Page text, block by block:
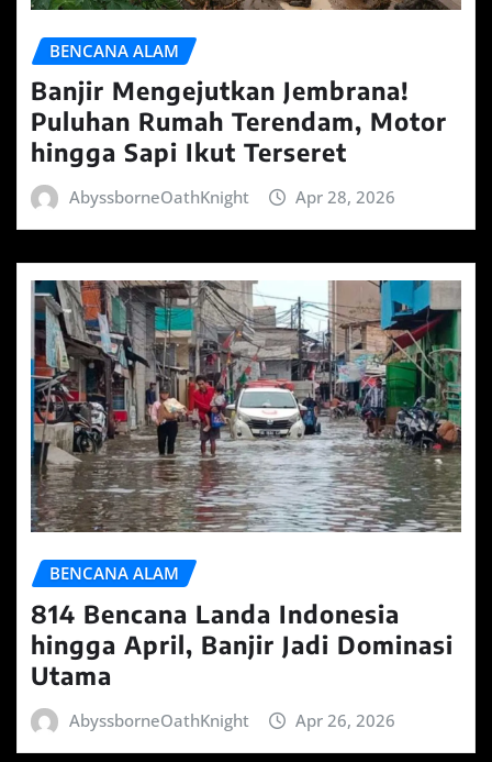
BENCANA ALAM
Banjir Mengejutkan Jembrana!
Puluhan Rumah Terendam, Motor
hingga Sapi Ikut Terseret
AbyssborneOathKnight Apr 28, 2026
BENCANA ALAM
814 Bencana Landa Indonesia
hingga April, Banjir Jadi Dominasi
Utama
AbyssborneOathKnight Apr 26, 2026